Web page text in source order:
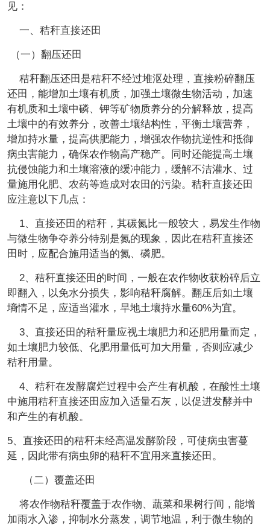
见：
一、秸秆直接还田
（一）翻压还田
秸秆翻压还田是秸秆不经过堆沤处理，直接粉碎翻压
还田，能增加土壤有机质，加强土壤微生物活动，加速
有机质和土壤中磷、钾等矿物质养分的分解释放，提高
土壤中的有效养分，改善土壤结构性，平衡土壤营养，
增加持水量，提高供肥能力，增强农作物抗逆性和抵御
病虫害能力，确保农作物高产稳产。同时还能提高土壤
抗侵蚀能力和土壤溶液的缓冲能力，缓解不洁灌水、过
量施用化肥、农药等造成对农田的污染。秸秆直接还田
应注意以下几点：
1、直接还田的秸秆，其碳氮比一般较大，易发生作物
与微生物争夺养分特别是氮的现象，因此在秸秆直接还
田时，应配合施用适当的氮、磷肥。
2、秸秆直接还田的时间，一般在农作物收获粉碎后立
即翻入，以免水分损失，影响秸秆腐解。翻压后如土壤
墒情不足，应适当灌水，旱地土壤持水量60%为宜。
3、直接还田的秸秆量应视土壤肥力和还肥用量而定，
如土壤肥力较低、化肥用量低可加大用量，否则应减少
秸秆用量。
4、秸秆在发酵腐烂过程中会产生有机酸，在酸性土壤
中施用秸秆直接还田应加入适量石灰，以促进发酵并中
和产生的有机酸。
5、直接还田的秸秆未经高温发酵阶段，可使病虫害蔓
延，因此带有病虫卵的秸秆不宜用来直接还田。
（二）覆盖还田
将农作物秸秆覆盖于农作物、蔬菜和果树行间，能增
加雨水入渗，抑制水分蒸发，调节地温，利于微生物的